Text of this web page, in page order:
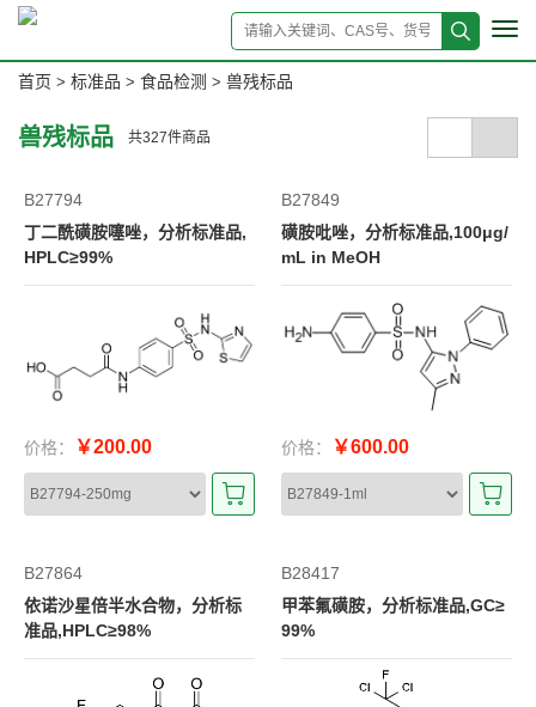
首页 > 标准品 > 食品检测 > 兽残标品
兽残标品 共327件商品
B27794
丁二酰磺胺噻唑，分析标准品,
HPLC≥99%
价格： ￥200.00
B27849
磺胺吡唑，分析标准品,100μg/
mL in MeOH
价格： ￥600.00
B27864
依诺沙星倍半水合物，分析标
准品,HPLC≥98%
B28417
甲苯氟磺胺，分析标准品,GC≥
99%